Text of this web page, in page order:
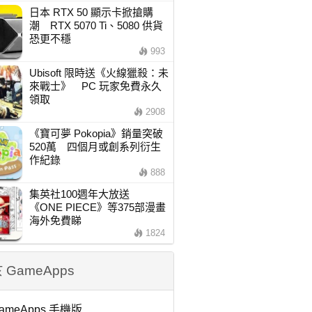
日本 RTX 50 顯示卡掀搶購
潮 RTX 5070 Ti、5080 供貨
恐更不穩
993
Ubisoft 限時送《火線獵殺：未
來戰士》 PC 玩家免費永久
領取
2908
《寶可夢 Pokopia》銷量突破
520萬 四個月或創系列衍生
作紀錄
888
集英社100週年大放送
《ONE PIECE》等375部漫畫
海外免費睇
1824
GameApps
手機版